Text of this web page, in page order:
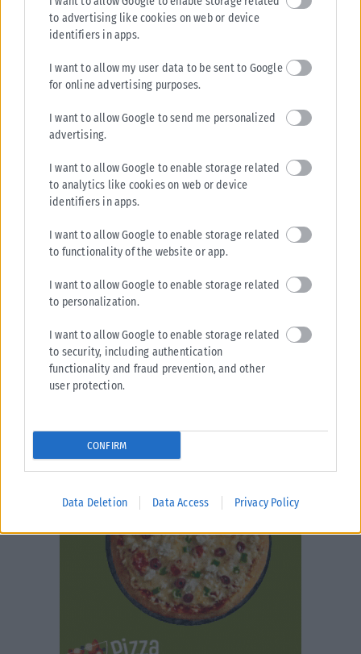
to advertising like cookies on web or device
identifiers in apps.
I want to allow my user data to be sent to Google
for online advertising purposes.
I want to allow Google to send me personalized
advertising.
I want to allow Google to enable storage related
to analytics like cookies on web or device
identifiers in apps.
I want to allow Google to enable storage related
to functionality of the website or app.
I want to allow Google to enable storage related
to personalization.
I want to allow Google to enable storage related
to security, including authentication
functionality and fraud prevention, and other
user protection.
CONFIRM
Data Deletion Data Access Privacy Policy
Σαουδική Αραβία: Η αμυντική συμφωνία με Τουρκία και
Πακιστάν δεν αφορά πυρηνικές φιλοδοξίες
Τουρκία και Πακιστάν δεν συνδέεται με πυρηνικές φιλοδοξίες ούτε
απειλεί χώρες της...
ΑΝΑΡΤΉΘΗΚΕ ΑΠΌ KARFITSANEWS 07/08/2026